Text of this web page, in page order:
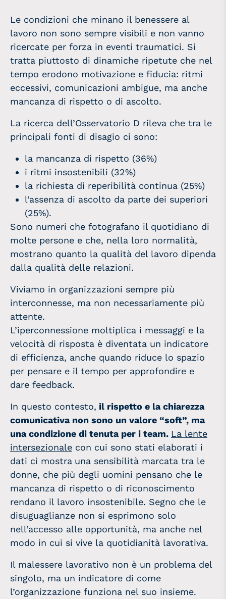
Le condizioni che minano il benessere al
lavoro non sono sempre visibili e non vanno
ricercate per forza in eventi traumatici. Si
tratta piuttosto di dinamiche ripetute che nel
tempo erodono motivazione e fiducia: ritmi
eccessivi, comunicazioni ambigue, ma anche
mancanza di rispetto o di ascolto.
La ricerca dell’Osservatorio D rileva che tra le
principali fonti di disagio ci sono:
la mancanza di rispetto (36%)
i ritmi insostenibili (32%)
la richiesta di reperibilità continua (25%)
l’assenza di ascolto da parte dei superiori
(25%).
Sono numeri che fotografano il quotidiano di
molte persone e che, nella loro normalità,
mostrano quanto la qualità del lavoro dipenda
dalla qualità delle relazioni.
Viviamo in organizzazioni sempre più
interconnesse, ma non necessariamente più
attente.
L’iperconnessione moltiplica i messaggi e la
velocità di risposta è diventata un indicatore
di efficienza, anche quando riduce lo spazio
per pensare e il tempo per approfondire e
dare feedback.
In questo contesto, il rispetto e la chiarezza
comunicativa non sono un valore “soft”, ma
una condizione di tenuta per i team. La lente
intersezionale con cui sono stati elaborati i
dati ci mostra una sensibilità marcata tra le
donne, che più degli uomini pensano che le
mancanza di rispetto o di riconoscimento
rendano il lavoro insostenibile. Segno che le
disuguaglianze non si esprimono solo
nell’accesso alle opportunità, ma anche nel
modo in cui si vive la quotidianità lavorativa.
Il malessere lavorativo non è un problema del
singolo, ma un indicatore di come
l’organizzazione funziona nel suo insieme.